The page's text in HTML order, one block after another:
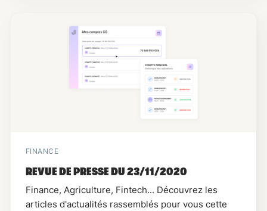
FINANCE
REVUE DE PRESSE DU 23/11/2020
Finance, Agriculture, Fintech... Découvrez les
articles d'actualités rassemblés pour vous cette